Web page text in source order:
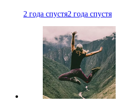
2 года спустя2 года спустя